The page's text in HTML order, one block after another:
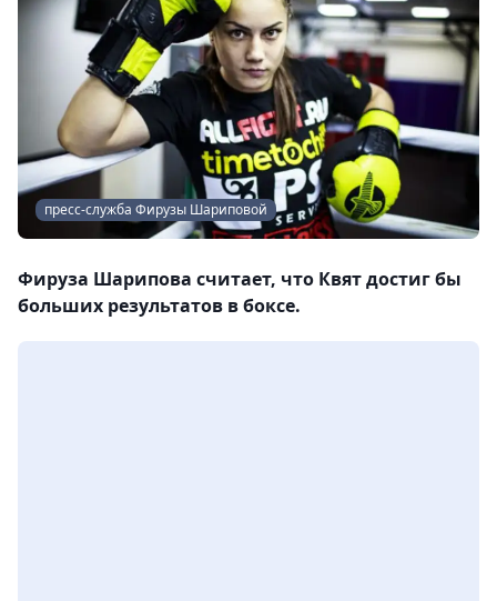
пресс-служба Фирузы Шариповой
Фируза Шарипова считает, что Квят достиг бы
больших результатов в боксе.